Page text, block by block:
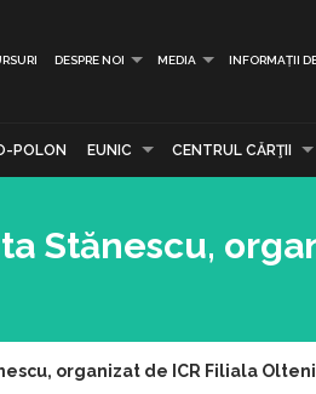
DESPRE NOI MEDIA INFORMAȚII
POLON EUNIC CENTRUL CĂRŢII
Stănescu,
organizat de ICR Filiala